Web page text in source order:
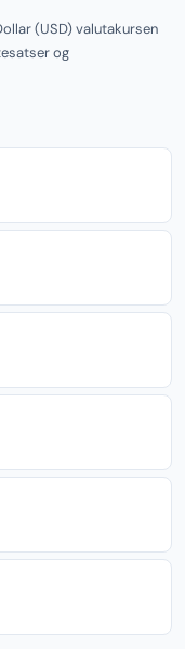
(USD) valutakursen
og